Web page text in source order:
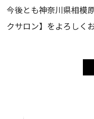
今後とも神奈川県相模
クサロン】をよろしく